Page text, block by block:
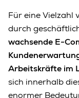
Für eine Vielzahl
durch
wachsende E-
Arbeitskräfte im
sich innerhalb
enormer